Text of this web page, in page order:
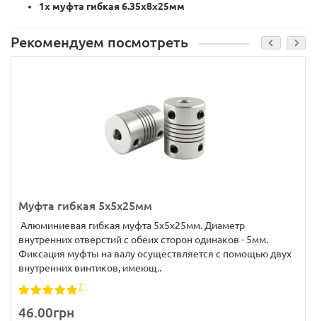
1х муфта гибкая6.35x8x25мм
Рекомендуем посмотреть
Муфта гибкая 5x5x25мм
Алюминиевая гибкая муфта 5x5x25мм. Диаметр
внутренних отверстий с обеих сторон одинаков - 5мм.
Фиксация муфты на валу осуществляется с помощью двух
внутренних винтиков, имеющ..
2
46.00грн